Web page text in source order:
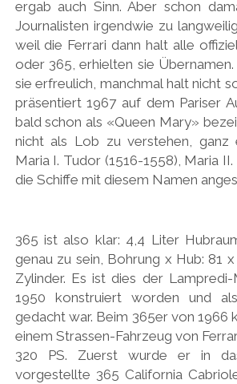
EXOTEN
FERRARI
FIAT/ABARTH
FOOD
FORD
FRANZOSEN
GENERAL MOTORS
HYUNDAI/KIA
JAPANER
LOTUS
ergab auch Sinn. Aber schon
Journalisten irgendwie zu
weil die Ferrari dann halt alle
oder 365, erhielten sie
sie erfreulich, manchmal halt nicht
präsentiert 1967 auf dem Pariser
bald schon als «Queen Mary»
nicht als Lob zu verstehen, ganz
Maria I. Tudor (1516-1558), Maria
die Schiffe mit diesem Namen
365 ist also klar: 4,4 Liter
genau zu sein, Bohrung x Hub: 81
Zylinder. Es ist dies der
1950 konstruiert worden und
gedacht war. Beim 365er von 1966
einem Strassen-Fahrzeug von
320 PS. Zuerst wurde er in
vorgestellte 365 California